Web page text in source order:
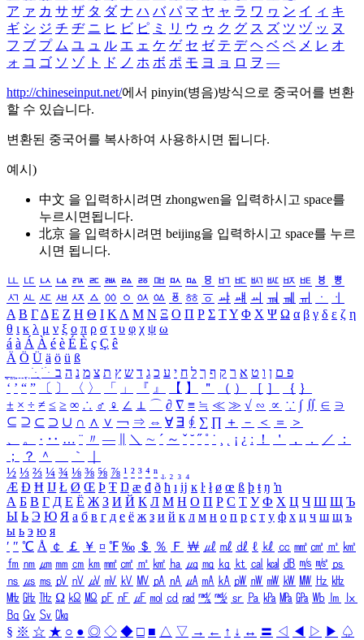
ア ァ カ サ ザ タ ダ ナ ハ バ パ マ ヤ ャ ラ ワ ヮ ン イ ィ キ
ギ シ ジ チ ヂ ニ ヒ ビ ピ ミ リ ウ ゥ ク グ ス ズ ツ ヅ ッ ヌ
フ ブ プ ム ユ ュ ル エ ェ ケ ゲ セ ゼ テ デ ヘ ベ ペ メ レ オ
ォ コ ゴ ソ ゾ ト ド ノ ホ ボ ポ モ ヨ ョ ロ ヲ ―
http://chineseinput.net/에서 pinyin(병음)방식으로 중국어를 변환
할 수 있습니다.
변환된 중국어를 복사하여 사용하시면 됩니다.
예시)
中文 을 입력하시려면 zhongwen을 입력하시고 space를
누르시면됩니다.
北京 을 입력하시려면 beijing을 입력하시고 space를 누르
시면 됩니다.
ㅥ ㅦ ㅧ ㅨ ㅩ ㅪ ㅫ ㅬ ㅭ ㅮ ㅯ ㅰ ㅱ ㅲ ㅳ ㅴ ㅵ ㅶ ㅷ ㅸ
ㅹ
ㅺ ㅻ ㅼ ㅽ ㅾ ㅿ ㆀ ㆁ ㆂ ㆃ ㆄ ㆅ ㆆ ㆇ ㆈ ㆉ ㆊ ㆋ ㆌ ㆍ
ㆎ
Α Β ΓΔ Ε Ζ Η Θ Ι ΚΛ Μ Ν Ξ Ο Π Ρ Σ ΤΥ Φ Χ Ψ Ω α β γ δ ε ζ η
θ ι κ λ μ ν ξ ο π ρ σ τ υ φ χ ψ ω
á à Á À é è É È ç Ç ê
Ä Ö Ü ä ö ü ß
ִֶֹ ֻּ ׁׂ פ ם ן ו ט א ר ק ף ך ל ח י ע כ ג ד ש ץ ת צ מ נ ה ב
‘ ’ “ ” 〔 〕 〈 〉 「 」 『 』 【 】 ＂ （ ） ［ ］ ｛ ｝
± × ÷ ≠ ≤ ≥ ∞ ∴ ♂ ♀ ∠ ⊥ ⌒ ∂ ∇ ≡ ≒ ≪ ≫ √ ∽ ∝ ∵ ∫ ∬ ∈ ∋
⊆ ⊇ ⊂ ⊃ ∪ ∩ ∧ ∨ ￢ ⇒ ⇔ ∀ ∃ ∮ ∑ ∏ ＋ － ＜ ＝
＞
、
。 · ‥ … ¨ 〃 ― ＼ ∼ ´ ～ ˇ ˘ ˝ ˚ ˙ ¸ ¡ ¿ ː ！ ＇ ， ． ／
：
；
？ ＾ ｀
½ ⅓ ⅔ ¼ ¾ ⅛ ⅜ ⅝ ⅞ ¹ ² ³ ⁴ ⁿ ₁ ₂ ₃ ₄
Æ Ð Ħ Ĳ Ł Ø Œ Þ Ŧ Ŋ æ đ ð ħ ı ĳ ĸ ŀ ł ø œ ß þ ŧ ŋ ŉ
А Б В Г Д Е Ё Ж З И Й К Л М Н О П Р С Т У Ф Х Ц Ч Ш Щ Ъ
Ы Ь Э Ю Я а б в г д е ё ж з и й к л м н о п р с т у ф х ц ч ш щ ъ
ы ь э ю я
′ ″ ℃ Å ￠ ￡ ￥ ¤ ℉ ‰ ＄ ％ Ｆ ￦ ㎕ ㎖ ㎗ ℓ ㎘ ㏄ ㎣ ㎤ ㎥ ㎦
㎙ ㎚ ㎛ ㎜ ㎝ ㎞ ㎟ ㎠ ㎡ ㎢ ㏊ ㎍ ㎎ ㎏ ㏏ ㎈ ㎉ ㏈ ㎧ ㎨ ㎰
㎱ ㎲ ㎳ ㎴ ㎵ ㎶ ㎷ ㎸ ㎹ ㎀ ㎁ ㎂ ㎃ ㎄ ㎺ ㎻ ㎽ ㎾ ㎿ ㎐ ㎑
㎒ ㎓ ㎔ Ω ㏀ ㏁ ㎊ ㎋ ㎌ ㏖ ㏅ ㎭ ㎮ ㎯ ㏛ ㎩ ㎪ ㎫ ㎬ ㏝ ㏐
㏓
㏃ ㏉ ㏜ ㏆
§ ※ ☆ ★ ○ ● ◎ ◇ ◆ □ ■ △ ▽ → ← ↑ ↓ ↔ 〓 ◁ ◀ ▷ ▶ ♤